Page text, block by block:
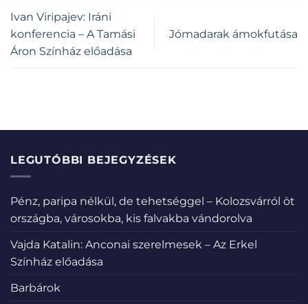
Ivan Viripajev: Iráni
konferencia – A Tamási
Áron Színház előadása
Jómadarak ámokfutása
LEGUTÓBBI BEJEGYZÉSEK
Pénz, paripa nélkül, de tehetséggel – Kolozsvárról öt
országba, városokba, kis falvakba vándorolva
Vajda Katalin: Anconai szerelmesek – Az Erkel
Színház előadása
Barbárok